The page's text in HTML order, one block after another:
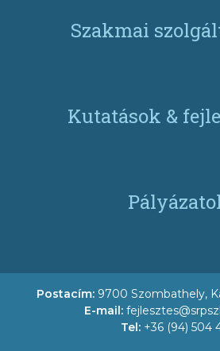
Szakmai
Kutatások &
Postacím: 9700 Szombathely,
E-mail:
Tel: +36 (94) 504